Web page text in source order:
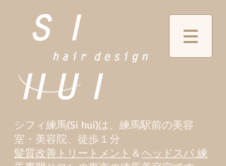
シフィ練馬(Si hui)は、 練馬駅前の美容
室・美容院、徒歩１分
髪質改善トリートメント ＆ヘッドスパ 練